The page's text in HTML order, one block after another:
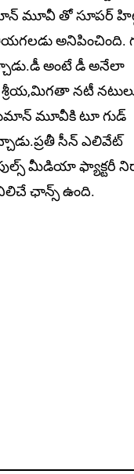
మూవీ తో సూపర్
అనిపించింది.
అంటే డీ అనేలా
శ్రీయ,మిగతా నటీ
మూవీకి టూ గుడ్
సీన్ ఎలివేట్
మీడియా ఫ్యాక్టరీ
ఛాన్స్ ఉంది.